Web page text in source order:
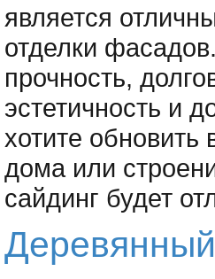
является
отделки
прочность,
эстетичность и
хотите
дома или
сайдинг будет